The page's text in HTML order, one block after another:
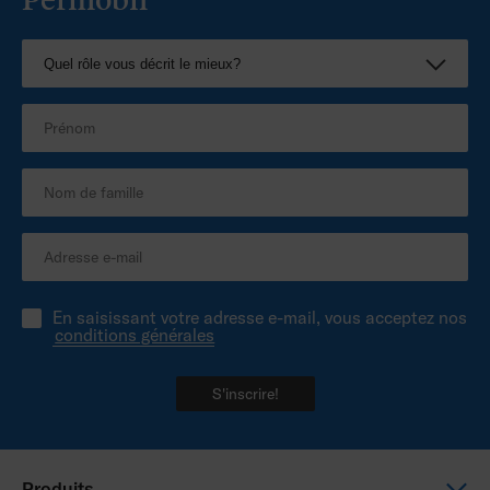
En saisissant votre adresse e-mail, vous acceptez nos
conditions générales
S'inscrire!